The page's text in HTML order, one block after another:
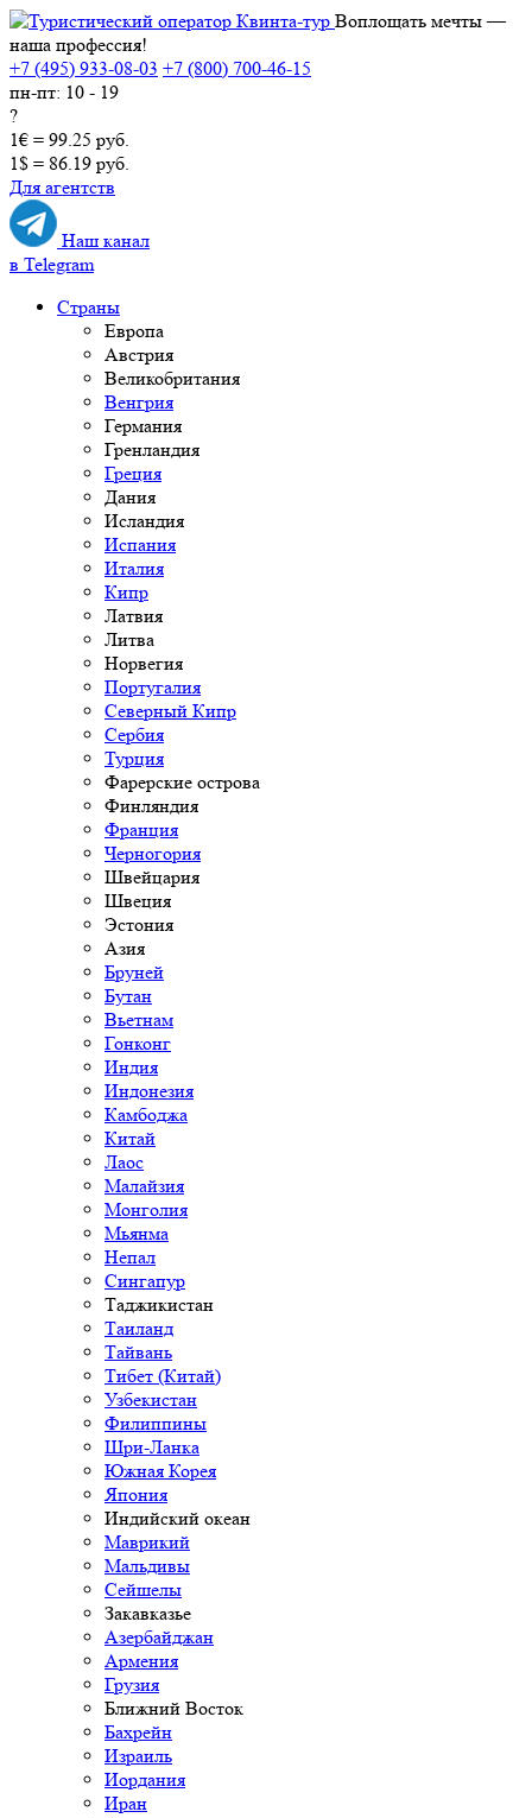
Воплощать мечты —
наша профессия!
+7 (495) 933-08-03 +7 (800) 700-46-15
пн-пт: 10 - 19
?
1€ = 99.25 руб.
1$ = 86.19 руб.
Для агентств
Наш канал
в Telegram
Страны
Европа
Австрия
Великобритания
Венгрия
Германия
Гренландия
Греция
Дания
Исландия
Испания
Италия
Кипр
Латвия
Литва
Норвегия
Португалия
Северный Кипр
Сербия
Турция
Фарерские острова
Финляндия
Франция
Черногория
Швейцария
Швеция
Эстония
Азия
Бруней
Бутан
Вьетнам
Гонконг
Индия
Индонезия
Камбоджа
Китай
Лаос
Малайзия
Монголия
Мьянма
Непал
Сингапур
Таджикистан
Таиланд
Тайвань
Тибет (Китай)
Узбекистан
Филиппины
Шри-Ланка
Южная Корея
Япония
Индийский океан
Маврикий
Мальдивы
Сейшелы
Закавказье
Азербайджан
Армения
Грузия
Ближний Восток
Бахрейн
Израиль
Иордания
Иран